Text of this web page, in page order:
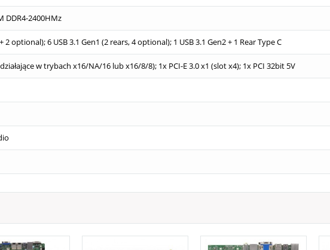
DDR4-2400HMz
2 optional); 6 USB 3.1 Gen1 (2 rears, 4 optional); 1 USB 3.1 Gen2 + 1 Rear Type C
w trybach x16/NA/16 lub x16/8/8); 1x PCI-E 3.0 x1 (slot x4); 1x PCI 32bit 5V